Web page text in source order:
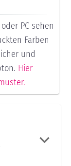
PC sehen
Farben
und
Hier